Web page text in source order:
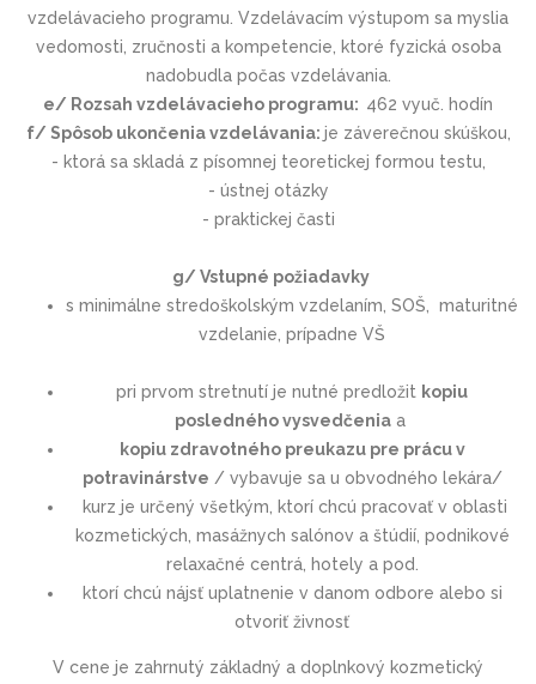
vzdelávacieho programu. Vzdelávacím výstupom sa myslia
vedomosti, zručnosti a kompetencie, ktoré fyzická osoba
nadobudla počas vzdelávania.
e/ Rozsah vzdelávacieho programu: 462 vyuč. hodín
f/ Spôsob ukončenia vzdelávania: je záverečnou skúškou,
- ktorá sa skladá z písomnej teoretickej formou testu,
- ústnej otázky
- praktickej časti
g/ Vstupné požiadavky
s minimálne stredoškolským vzdelaním, SOŠ, maturitné
vzdelanie, prípadne VŠ
pri prvom stretnutí je nutné predložit kopiu
posledného vysvedčeniaa
kopiu zdravotného preukazu pre prácu v
potravinárstve / vybavuje sa u obvodného lekára/
kurz je určený všetkým, ktorí chcú pracovať v oblasti
kozmetických, masážnych salónov a štúdií, podnikové
relaxačné centrá, hotely a pod.
ktorí chcú nájsť uplatnenie v danom odbore alebo si
otvoriť živnosť
V cene je zahrnutý základný a doplnkový kozmetický